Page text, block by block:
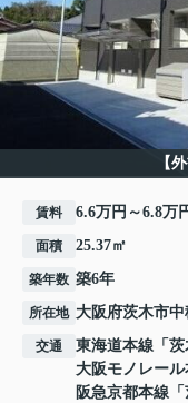
【
賃料 6.6万円～6.8万
面積 25.37㎡
築年数 築6年
所在地 大阪府茨木市中
交通 東海道本線 「 茨
大阪モノレール
阪急京都本線 「